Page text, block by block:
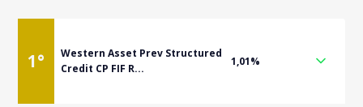
1°
Western Asset Prev Structured
Credit CP FIF R...
1,01%